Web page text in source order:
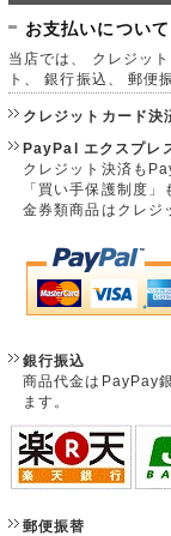
お支払いについて
当店では、 クレジッ
ト、 銀行振込、 郵便
クレジットカード決
PayPal エクスプレ
クレジット決済も
「買い手保護制度
金券類商品はクレジ
銀行振込
商品代金はPayPay
ます。
郵便振替